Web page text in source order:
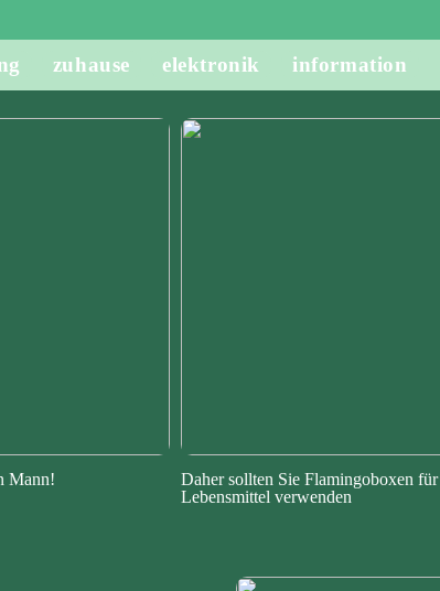
zuhause elektronik information
Mann!
Daher sollten Sie Flamingoboxen für
Lebensmittel verwenden